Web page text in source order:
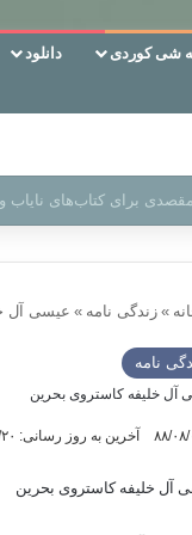
شی کوردی دانلود
از راه خداست‌!
» زندگی نامه » عیسی آل
نامه
آل خلیفه کاستروی بحرین
۰۸/۰۹ آخرین به روز رسانی: ۹۱/۰۸/۲۰
آل خلیفه کاستروی بحرین